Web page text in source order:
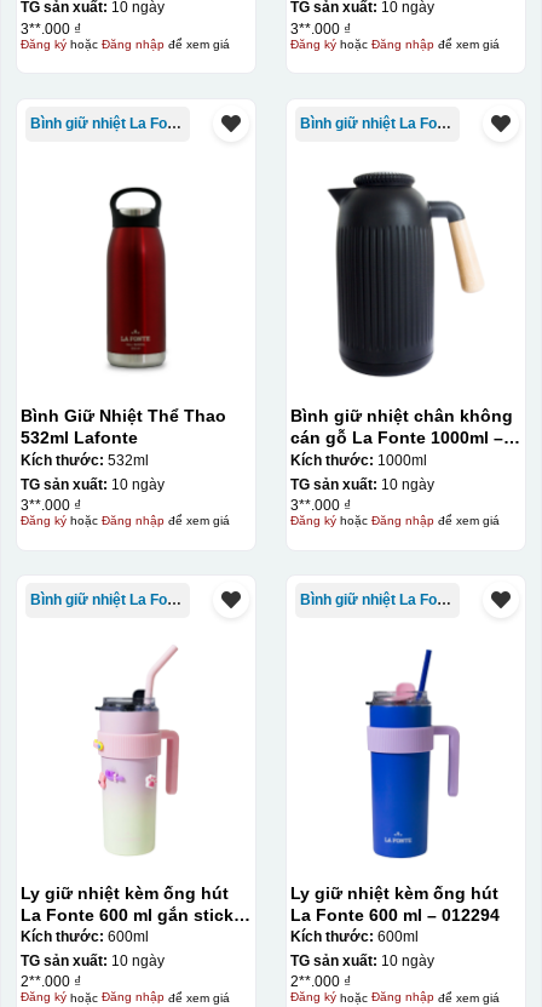
TG sản xuất: 10 ngày
3**.000 ₫
Đăng kýhoặc Đăng nhậpđể xem giá
TG sản xuất: 10 ngày
3**.000 ₫
Đăng kýhoặc Đăng nhậpđể xem giá
Bình giữ nhiệt La Fonte
Bình Giữ Nhiệt Thể Thao
532ml Lafonte
Kích thước: 532ml
TG sản xuất: 10 ngày
3**.000 ₫
Đăng kýhoặc Đăng nhậpđể xem giá
Bình giữ nhiệt La Fonte
Bình giữ nhiệt chân không
cán gỗ La Fonte 1000ml –
011679
Kích thước: 1000ml
TG sản xuất: 10 ngày
3**.000 ₫
Đăng kýhoặc Đăng nhậpđể xem giá
Bình giữ nhiệt La Fonte
Ly giữ nhiệt kèm ống hút
La Fonte 600 ml gắn sticker
– 012294
Kích thước: 600ml
TG sản xuất: 10 ngày
2**.000 ₫
Đăng kýhoặc Đăng nhậpđể xem giá
Bình giữ nhiệt La Fonte
Ly giữ nhiệt kèm ống hút
La Fonte 600 ml – 012294
Kích thước: 600ml
TG sản xuất: 10 ngày
2**.000 ₫
Đăng kýhoặc Đăng nhậpđể xem giá